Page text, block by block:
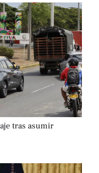
tras asumir